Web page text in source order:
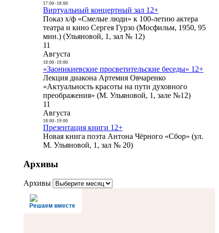
17:00- 18:00
Виртуальный концертный зал 12+
Показ х/ф «Смелые люди» к 100-летию актера
театра и кино Сергея Гурзо (Мосфильм, 1950, 95
мин.) (Ульяновой, 1, зал № 12)
11
Августа
18:00- 19:00
«Заоникиевские просветительские беседы» 12+
Лекция диакона Артемия Овчаренко
«Актуальность красоты на пути духовного
преображения» (М. Ульяновой, 1, зале №12)
11
Августа
18:00- 19:00
Презентация книги 12+
Новая книга поэта Антона Чёрного «Сбор» (ул.
М. Ульяновой, 1, зал № 20)
Архивы
Архивы
Решаем вместе